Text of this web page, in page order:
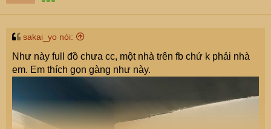
sakai_yo nói:
Như này full đồ chưa cc, một nhà trên fb chứ k phải nhà
em. Em thích gọn gàng như này.